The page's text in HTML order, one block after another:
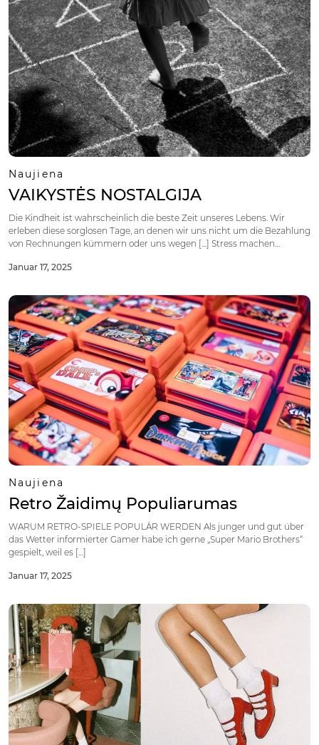
Naujiena
VAIKYSTĖS NOSTALGIJA
Die Kindheit ist wahrscheinlich die beste Zeit unseres Lebens. Wir
erleben diese sorglosen Tage, an denen wir uns nicht um die Bezahlung
von Rechnungen kümmern oder uns wegen […] Stress machen
Januar 17, 2025
Naujiena
Retro Žaidimų Populiarumas
WARUM RETRO-SPIELE POPULÄR WERDEN Als junger und gut über
das Wetter informierter Gamer habe ich gerne „Super Mario Brothers“
gespielt, weil es […]
Januar 17, 2025